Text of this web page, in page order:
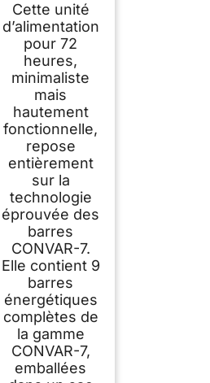
Cette unité
d’alimentation
pour 72
heures,
minimaliste
mais
hautement
fonctionnelle,
repose
entièrement
sur la
technologie
éprouvée des
barres
CONVAR-7.
Elle contient 9
barres
énergétiques
complètes de
la gamme
CONVAR-7,
emballées